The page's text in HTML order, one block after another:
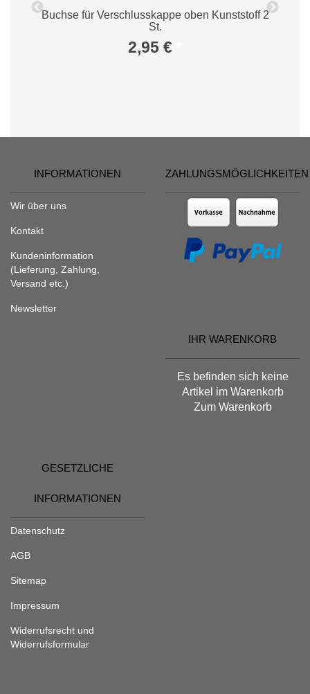
Buchse für Verschlusskappe oben Kunststoff 2
St.
2,95 €
INFORMATIONEN
Wir über uns
Kontakt
Kundeninformation
(Lieferung, Zahlung,
Versand etc.)
Newsletter
ZAHLUNGSMÖGLICHKEITEN
IHR WARENKORB
Es befinden sich keine
Artikel im Warenkorb
Zum Warenkorb
GESETZLICHE
INFORMATIONEN
Datenschutz
AGB
Sitemap
Impressum
Widerrufsrecht und
Widerrufsformular